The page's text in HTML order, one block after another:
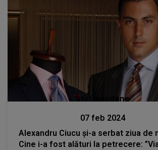
Stiri mondene
07 feb 2024
Alexandru Ciucu și-a serbat ziua de
Cine i-a fost alături la petrecere: